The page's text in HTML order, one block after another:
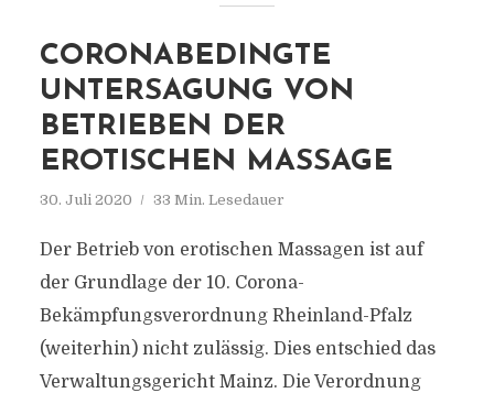
CORONABEDINGTE
UNTERSAGUNG VON
BETRIEBEN DER
EROTISCHEN MASSAGE
30. Juli 2020 33 Min. Lesedauer
Der Betrieb von erotischen Massagen ist auf
der Grundlage der 10. Corona-
Bekämpfungsverordnung Rheinland-Pfalz
(weiterhin) nicht zulässig. Dies entschied das
Verwaltungsgericht Mainz. Die Verordnung